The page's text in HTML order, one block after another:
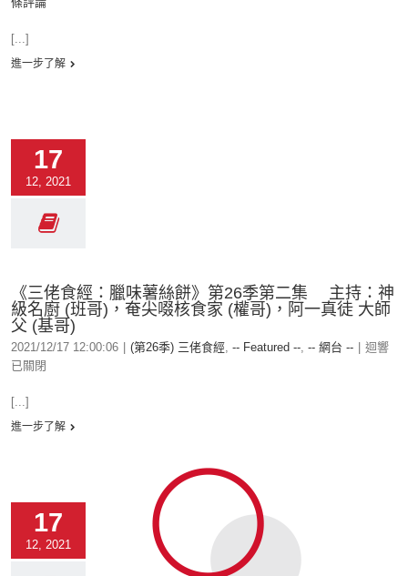
[...]
進一步了解
17
12, 2021
《三佬食經：臘味薯絲餅》第26季第二集 主持：神
級名廚 (班哥)，奄尖啜核食家 (權哥)，阿一真徒 大師
父 (基哥)
2021/12/17 12:00:06 (第26季) 三佬食經, -- Featured --, -- 網台 --
迴響
已關閉
[...]
進一步了解
17
12, 2021